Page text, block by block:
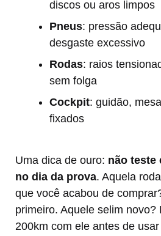
discos ou aros limpos
Pneus: pressão
desgaste excessivo
Rodas: raios
sem folga
Cockpit: guidão,
fixados
Uma dica de ouro: não teste
no dia da prova. Aquela
que você acabou de
primeiro. Aquele selim novo?
200km com ele antes de